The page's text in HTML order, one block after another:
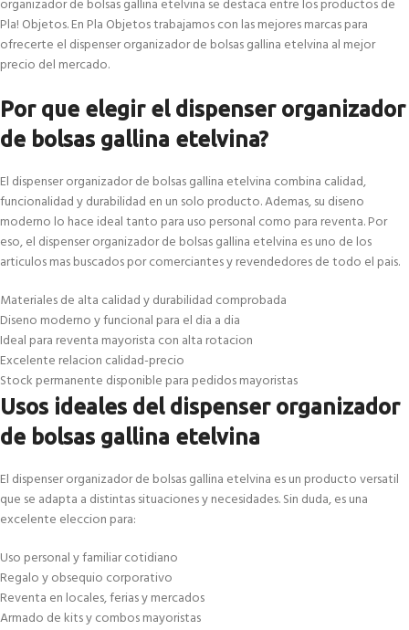
organizador de bolsas gallina etelvina se destaca entre los productos de
Pla! Objetos. En Pla Objetos trabajamos con las mejores marcas para
ofrecerte el dispenser organizador de bolsas gallina etelvina al mejor
precio del mercado.
Por que elegir el dispenser organizador
de bolsas gallina etelvina?
El dispenser organizador de bolsas gallina etelvina combina calidad,
funcionalidad y durabilidad en un solo producto. Ademas, su diseno
moderno lo hace ideal tanto para uso personal como para reventa. Por
eso, el dispenser organizador de bolsas gallina etelvina es uno de los
articulos mas buscados por comerciantes y revendedores de todo el pais.
Materiales de alta calidad y durabilidad comprobada
Diseno moderno y funcional para el dia a dia
Ideal para reventa mayorista con alta rotacion
Excelente relacion calidad-precio
Stock permanente disponible para pedidos mayoristas
Usos ideales del dispenser organizador
de bolsas gallina etelvina
El dispenser organizador de bolsas gallina etelvina es un producto versatil
que se adapta a distintas situaciones y necesidades. Sin duda, es una
excelente eleccion para:
Uso personal y familiar cotidiano
Regalo y obsequio corporativo
Reventa en locales, ferias y mercados
Armado de kits y combos mayoristas